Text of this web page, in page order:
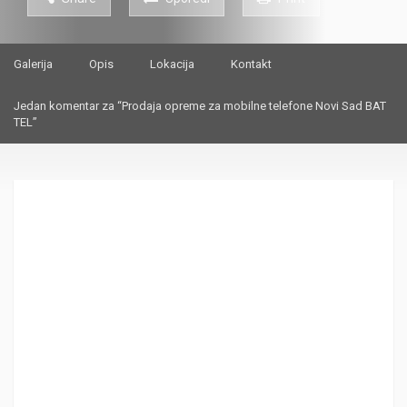
Galerija Opis Lokacija Kontakt
Jedan komentar za “Prodaja opreme za mobilne telefone Novi Sad BAT
TEL”